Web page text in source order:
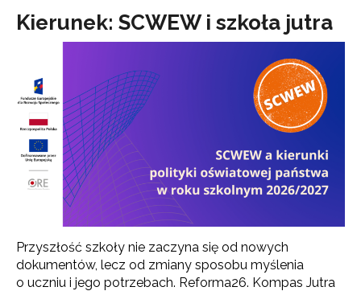
Kierunek: SCWEW i szkoła jutra
Przyszłość szkoły nie zaczyna się od nowych
dokumentów, lecz od zmiany sposobu myślenia
o uczniu i jego potrzebach. Reforma26. Kompas Jutra